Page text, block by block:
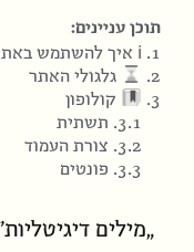
תוכן עניינים:
1.
ℹ איך להשתמש
2.
גלגולי האתר
3.
קולופון
3.1. תשתית
3.2. צורת העמוד
3.3. פונטים
„מילים